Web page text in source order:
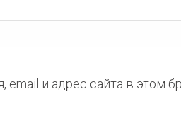
email и адрес сайта в этом